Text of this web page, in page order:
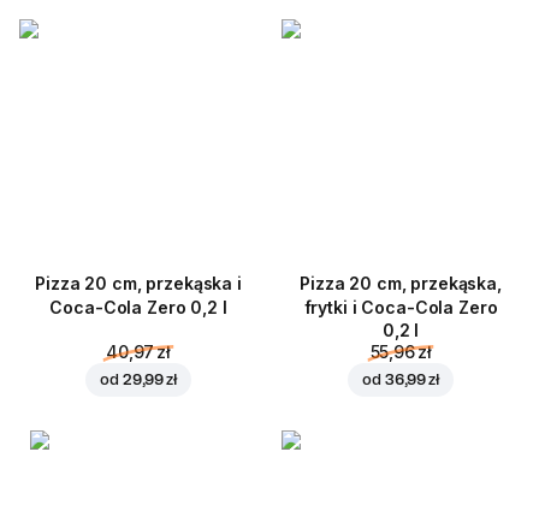
Pizza 20 cm, przekąska i
Coca-Cola Zero 0,2 l
40,97 zł
od 29,99 zł
Pizza 20 cm, przekąska,
frytki i Coca-Cola Zero
0,2 l
55,96 zł
od 36,99 zł